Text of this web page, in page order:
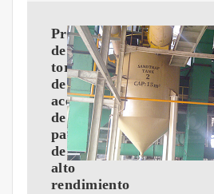
Prensa
de
tornillo
de
aceite
de
palma
de
alto
rendimiento